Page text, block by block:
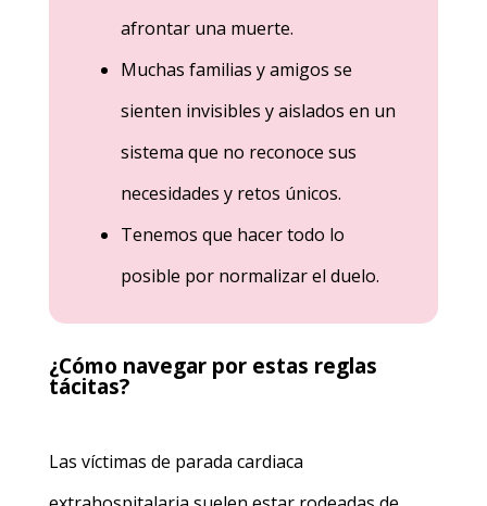
afrontar una muerte.
Muchas familias y amigos se
sienten invisibles y aislados en un
sistema que no reconoce sus
necesidades y retos únicos.
Tenemos que hacer todo lo
posible por normalizar el duelo.
¿Cómo navegar por estas reglas
tácitas?
Las víctimas de parada cardiaca